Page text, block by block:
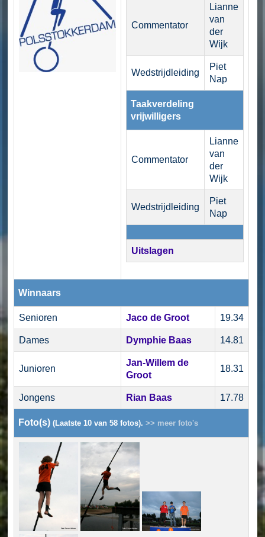
Commentator
Lianne
van
der
Wijk
Wedstrijdleiding
Piet
Nap
Taakverdeling
vrijwilligers
Commentator
Lianne
van
der
Wijk
Wedstrijdleiding
Piet
Nap
Uitslagen
Winnaars
Senioren Jaco de Groot 19.34
Dames Dymphie Baas 14.81
Junioren
Jan-Willem de
Groot
18.31
Jongens Rian Baas 17.78
Foto(s) (Laatste 10 van 58 fotos). >> meer foto's